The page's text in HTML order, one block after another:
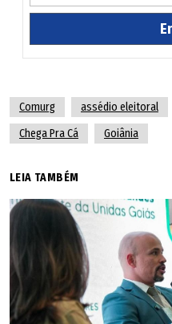
apoio político. A coação
quanto ao voto passa a
função.
Um capítulo da resolução
historicamente utilizadas
orientação. Estão na lista
cargo de chefia ou cargo
de transferência da rua
dar emprego a parentes
funcionário não será
Comurg assédio eleitoral
Chega Pra Cá
Goiânia
LEIA TAMBÉM